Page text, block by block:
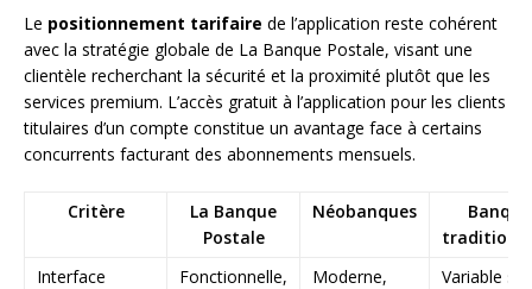
Le positionnement tarifaire de l’application reste cohérent
avec la stratégie globale de La Banque Postale, visant une
clientèle recherchant la sécurité et la proximité plutôt que les
services premium. L’accès gratuit à l’application pour les clients
titulaires d’un compte constitue un avantage face à certains
concurrents facturant des abonnements mensuels.
Critère
La Banque
Postale
Néobanques
Interface
Fonctionnelle,
Moderne,
Variable